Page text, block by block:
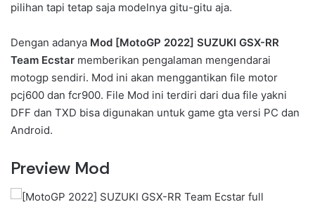
pilihan tapi tetap saja modelnya gitu-gitu aja.
Dengan adanya Mod [MotoGP 2022] SUZUKI GSX-RR
Team Ecstar memberikan pengalaman mengendarai
motogp sendiri. Mod ini akan menggantikan file motor
pcj600 dan fcr900. File Mod ini terdiri dari dua file yakni
DFF dan TXD bisa digunakan untuk game gta versi PC dan
Android.
Preview Mod